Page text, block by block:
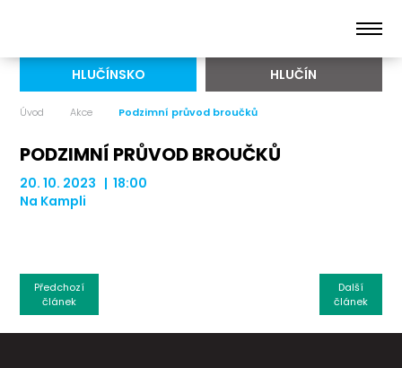
HLUČÍNSKO HLUČÍN
Úvod Akce Podzimní průvod broučků
PODZIMNÍ PRŮVOD BROUČKŮ
20. 10. 2023 | 18:00
Na Kampli
Další
článek
Předchozí
článek